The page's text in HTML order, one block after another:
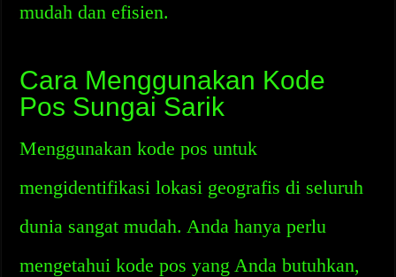
mudah dan efisien.
Cara Menggunakan Kode
Pos Sungai Sarik
Menggunakan kode pos untuk
mengidentifikasi lokasi geografis di seluruh
dunia sangat mudah. Anda hanya perlu
mengetahui kode pos yang Anda butuhkan,